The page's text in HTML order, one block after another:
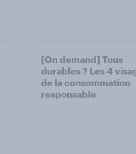
[On demand] Tous
durables ? Les 4
de la consommation
responsable